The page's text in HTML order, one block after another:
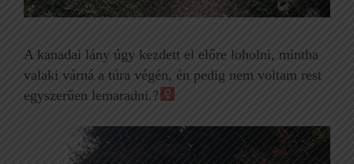
A kanadai lány úgy kezdett el előre loholni, mintha
valaki várná a túra végén, én pedig nem voltam rest
egyszerűen lemaradni.?‍